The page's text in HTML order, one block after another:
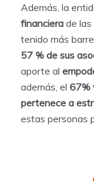
Además, la
financierade las
tenido más
57 % de sus
aporte al
además, el 67%
pertenece a
estas personas